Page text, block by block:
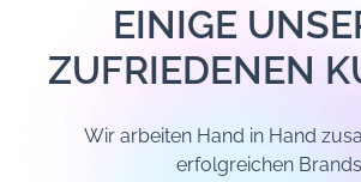
EINIGE
ZUFRIEDENEN
Wir arbeiten Hand in Hand
erfolgreichen Brands